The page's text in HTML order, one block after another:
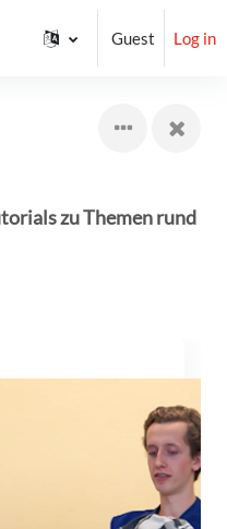
Guest Log in
zu Themen rund